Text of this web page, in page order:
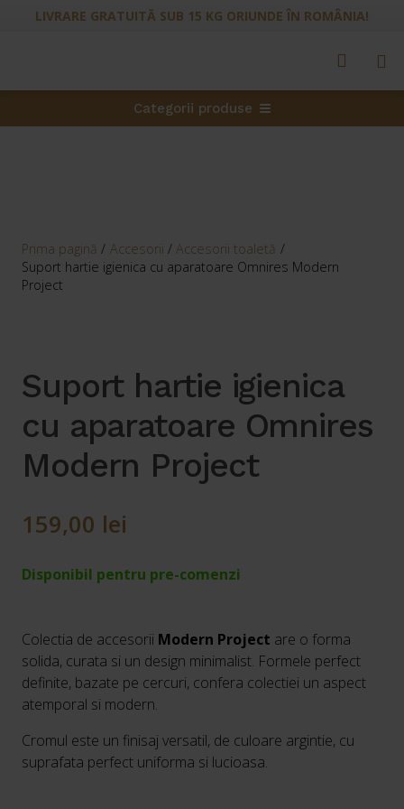
LIVRARE GRATUITĂ SUB 15 KG ORIUNDE ÎN ROMÂNIA!
Categorii produse
Prima pagină / Accesorii / Accesorii toaletă /
Suport hartie igienica cu aparatoare Omnires Modern
Project
Suport hartie igienica
cu aparatoare Omnires
Modern Project
159,00 lei
Disponibil pentru pre-comenzi
Colectia de accesorii Modern Project are o forma
solida, curata si un design minimalist. Formele perfect
definite, bazate pe cercuri, confera colectiei un aspect
atemporal si modern.
Cromul este un finisaj versatil, de culoare argintie, cu
suprafata perfect uniforma si lucioasa.